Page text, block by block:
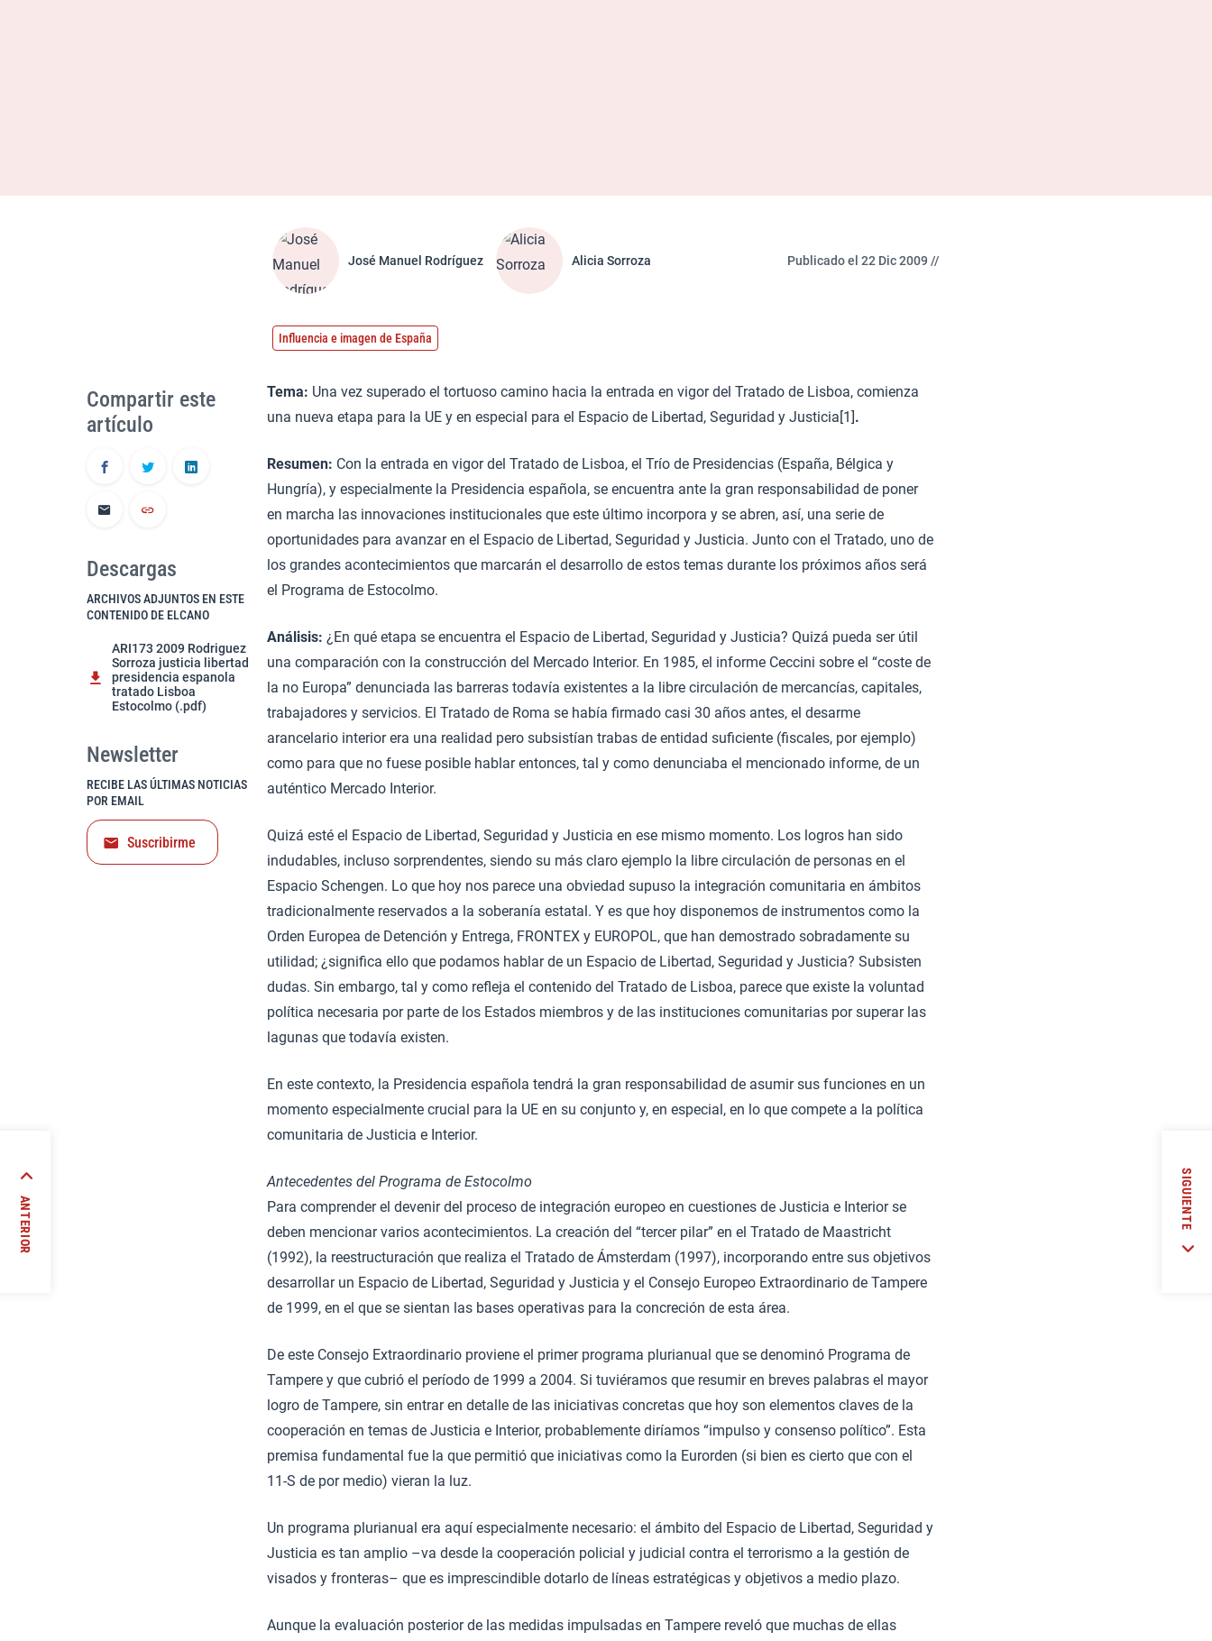
José Manuel Rodríguez Alicia Sorroza Publicado el 22 Dic 2009 //
Influencia e imagen de España
Tema: Una vez superado el tortuoso camino hacia la entrada en vigor del Tratado de Lisboa, comienza
una nueva etapa para la UE y en especial para el Espacio de Libertad, Seguridad y Justicia[1].
Resumen: Con la entrada en vigor del Tratado de Lisboa, el Trío de Presidencias (España, Bélgica y
Hungría), y especialmente la Presidencia española, se encuentra ante la gran responsabilidad de poner
en marcha las innovaciones institucionales que este último incorpora y se abren, así, una serie de
oportunidades para avanzar en el Espacio de Libertad, Seguridad y Justicia. Junto con el Tratado, uno de
los grandes acontecimientos que marcarán el desarrollo de estos temas durante los próximos años será
el Programa de Estocolmo.
Análisis: ¿En qué etapa se encuentra el Espacio de Libertad, Seguridad y Justicia? Quizá pueda ser útil
una comparación con la construcción del Mercado Interior. En 1985, el informe Ceccini sobre el “coste de
la no Europa” denunciada las barreras todavía existentes a la libre circulación de mercancías, capitales,
trabajadores y servicios. El Tratado de Roma se había firmado casi 30 años antes, el desarme
arancelario interior era una realidad pero subsistían trabas de entidad suficiente (fiscales, por ejemplo)
como para que no fuese posible hablar entonces, tal y como denunciaba el mencionado informe, de un
auténtico Mercado Interior.
Quizá esté el Espacio de Libertad, Seguridad y Justicia en ese mismo momento. Los logros han sido
indudables, incluso sorprendentes, siendo su más claro ejemplo la libre circulación de personas en el
Espacio Schengen. Lo que hoy nos parece una obviedad supuso la integración comunitaria en ámbitos
tradicionalmente reservados a la soberanía estatal. Y es que hoy disponemos de instrumentos como la
Orden Europea de Detención y Entrega, FRONTEX y EUROPOL, que han demostrado sobradamente su
utilidad; ¿significa ello que podamos hablar de un Espacio de Libertad, Seguridad y Justicia? Subsisten
dudas. Sin embargo, tal y como refleja el contenido del Tratado de Lisboa, parece que existe la voluntad
política necesaria por parte de los Estados miembros y de las instituciones comunitarias por superar las
lagunas que todavía existen.
En este contexto, la Presidencia española tendrá la gran responsabilidad de asumir sus funciones en un
momento especialmente crucial para la UE en su conjunto y, en especial, en lo que compete a la política
comunitaria de Justicia e Interior.
Antecedentes del Programa de Estocolmo
Para comprender el devenir del proceso de integración europeo en cuestiones de Justicia e Interior se
deben mencionar varios acontecimientos. La creación del “tercer pilar” en el Tratado de Maastricht
(1992), la reestructuración que realiza el Tratado de Ámsterdam (1997), incorporando entre sus objetivos
desarrollar un Espacio de Libertad, Seguridad y Justicia y el Consejo Europeo Extraordinario de Tampere
de 1999, en el que se sientan las bases operativas para la concreción de esta área.
De este Consejo Extraordinario proviene el primer programa plurianual que se denominó Programa de
Tampere y que cubrió el período de 1999 a 2004. Si tuviéramos que resumir en breves palabras el mayor
logro de Tampere, sin entrar en detalle de las iniciativas concretas que hoy son elementos claves de la
cooperación en temas de Justicia e Interior, probablemente diríamos “impulso y consenso político”. Esta
premisa fundamental fue la que permitió que iniciativas como la Eurorden (si bien es cierto que con el
11-S de por medio) vieran la luz.
Un programa plurianual era aquí especialmente necesario: el ámbito del Espacio de Libertad, Seguridad y
Justicia es tan amplio –va desde la cooperación policial y judicial contra el terrorismo a la gestión de
visados y fronteras– que es imprescindible dotarlo de líneas estratégicas y objetivos a medio plazo.
Aunque la evaluación posterior de las medidas impulsadas en Tampere reveló que muchas de ellas
Compartir este
artículo
Descargas
ARCHIVOS ADJUNTOS EN ESTE
CONTENIDO DE ELCANO
ARI173 2009 Rodriguez
Sorroza justicia libertad
presidencia espanola
tratado Lisboa
Estocolmo (.pdf)
Newsletter
RECIBE LAS ÚLTIMAS NOTICIAS
POR EMAIL
Suscribirme
ANTERIOR
de
SIGUIENTE